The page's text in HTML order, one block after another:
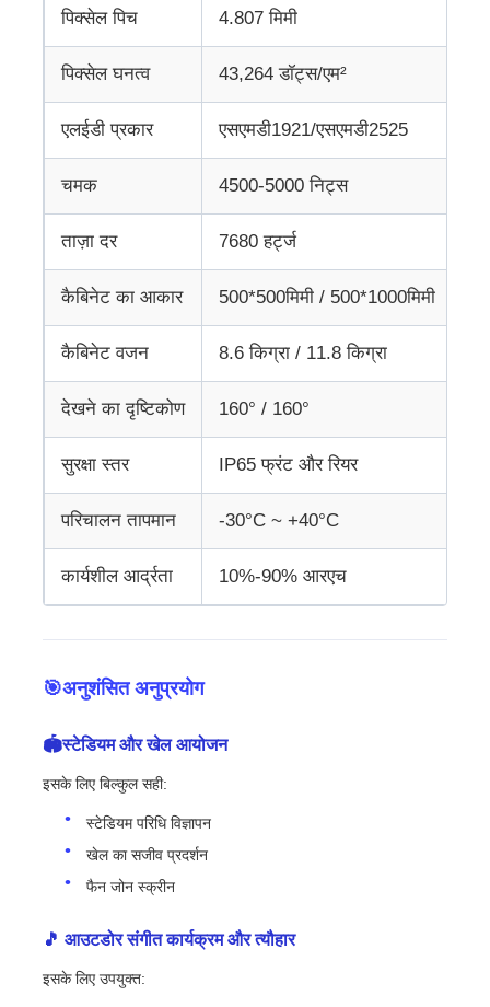
पिक्सेल पिच 4.807 मिमी
पिक्सेल घनत्व 43,264 डॉट्स/एम²
एलईडी प्रकार एसएमडी1921/एसएमडी2525
चमक 4500-5000 निट्स
ताज़ा दर 7680 हर्ट्ज
कैबिनेट का आकार 500*500मिमी / 500*1000मिमी
कैबिनेट वजन 8.6 किग्रा / 11.8 किग्रा
देखने का दृष्टिकोण 160° / 160°
सुरक्षा स्तर IP65 फ्रंट और रियर
परिचालन तापमान -30°C ~ +40°C
कार्यशील आर्द्रता 10%-90% आरएच
🎯अनुशंसित अनुप्रयोग
🏟स्टेडियम और खेल आयोजन
इसके लिए बिल्कुल सही:
स्टेडियम परिधि विज्ञापन
खेल का सजीव प्रदर्शन
फैन जोन स्क्रीन
🎵 आउटडोर संगीत कार्यक्रम और त्यौहार
इसके लिए उपयुक्त: